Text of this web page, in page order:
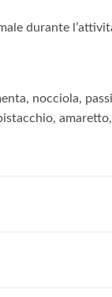
durante
nocciola,